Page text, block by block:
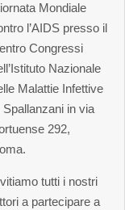
Mondiale
l’AIDS presso il
Congressi
Nazionale
Malattie Infettive
Spallanzani in via
292,
tutti i nostri
a partecipare a